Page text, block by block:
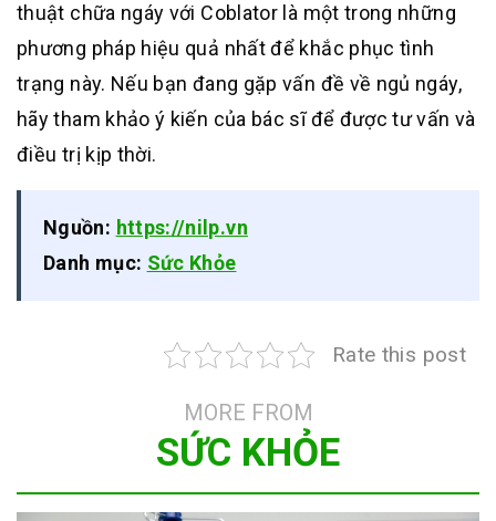
thuật chữa ngáy với Coblator là một trong những
phương pháp hiệu quả nhất để khắc phục tình
trạng này. Nếu bạn đang gặp vấn đề về ngủ ngáy,
hãy tham khảo ý kiến của bác sĩ để được tư vấn và
điều trị kịp thời.
Nguồn: https://nilp.vn
Danh mục: Sức Khỏe
Rate this post
MORE FROM
SỨC KHỎE